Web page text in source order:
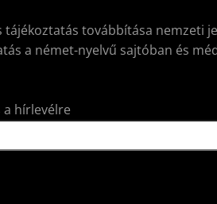
tájékoztatás továbbítása nemzeti
a német-nyelvű sajtóban és
a hírlevélre